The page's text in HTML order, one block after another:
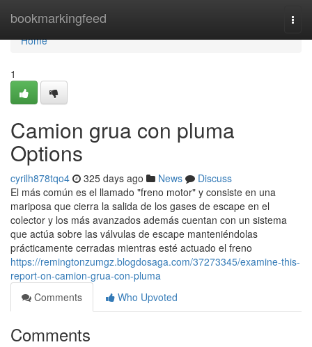
bookmarkingfeed
Home
Home
1
Camion grua con pluma
Options
cyrilh878tqo4 325 days ago News
Discuss
El más común es el llamado "freno motor" y consiste en una
mariposa que cierra la salida de los gases de escape en el
colector y los más avanzados además cuentan con un sistema
que actúa sobre las válvulas de escape manteniéndolas
prácticamente cerradas mientras esté actuado el freno
https://remingtonzumgz.blogdosaga.com/37273345/examine-this-
report-on-camion-grua-con-pluma
Comments
Who Upvoted
Comments